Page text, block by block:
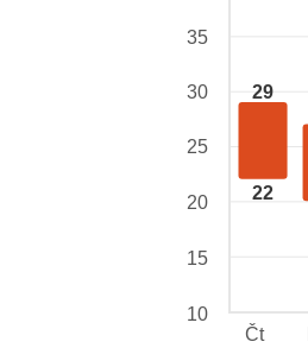
29
22
35
30
25
20
15
10
Čt